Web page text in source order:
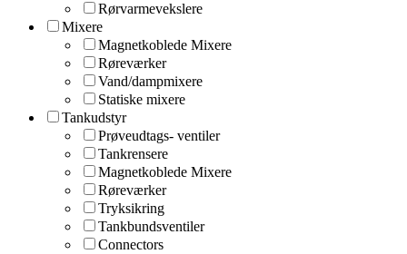
Rørvarmevekslere
Mixere
Magnetkoblede Mixere
Røreværker
Vand/dampmixere
Statiske mixere
Tankudstyr
Prøveudtags- ventiler
Tankrensere
Magnetkoblede Mixere
Røreværker
Tryksikring
Tankbundsventiler
Connectors